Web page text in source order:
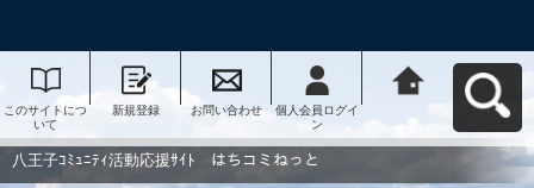
このサイトにつ
いて
新規登録 お問い合わせ
個人会員ログイ
ン
動応援ｻｲﾄ はち
コミねっとへ戻
八王子ｺﾐｭﾆﾃｨ活動応援ｻｲﾄ はちコミねっと